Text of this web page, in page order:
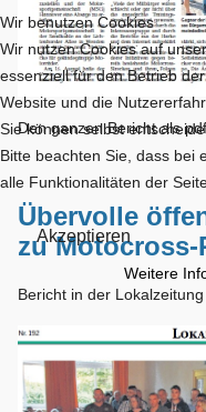
Den ganzen Bericht als
Übervolle
zu
Bericht in der
Wir benutzen Cookies
Wir nutzen Cookies auf
essenziell für den Betrieb
Website und die
Sie können selbst
Bitte beachten Sie, dass bei
alle Funktionalitäten der
Akzeptieren
Weitere